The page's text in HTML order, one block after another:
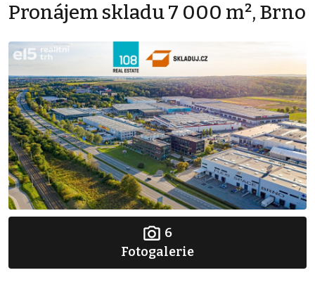
Pronájem skladu 7 000 m², Brno
6
Fotogalerie